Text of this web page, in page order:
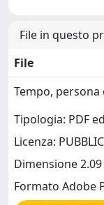
File in questo
File
Tempo,
Tipologia: PDF
Licenza:
Dimensione
Formato Adobe